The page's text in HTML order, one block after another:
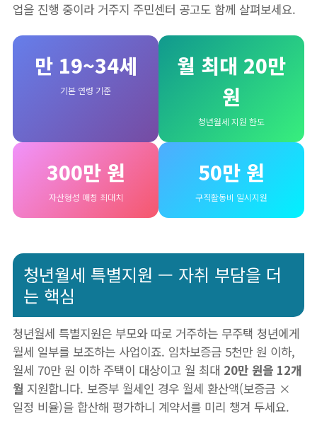
업을 진행 중이라 거주지 주민센터 공고도 함께 살펴보세요.
만 19~34세
기본 연령 기준
월 최대 20만
원
청년월세 지원 한도
300만 원
자산형성 매칭 최대치
50만 원
구직활동비 일시지원
청년월세 특별지원 — 자취 부담을 더
는 핵심
청년월세 특별지원은 부모와 따로 거주하는 무주택 청년에게
월세 일부를 보조하는 사업이죠. 임차보증금 5천만 원 이하,
월세 70만 원 이하 주택이 대상이고 월 최대 20만 원을 12개
월 지원합니다. 보증부 월세인 경우 월세 환산액(보증금 ×
일정 비율)을 합산해 평가하니 계약서를 미리 챙겨 두세요.